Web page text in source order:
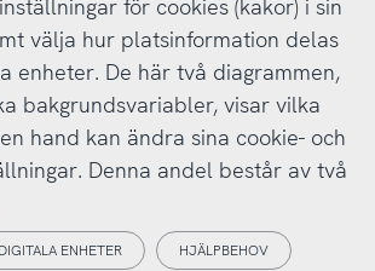
för cookies (kakor) i sin
välja hur platsinformation delas
enheter. De här två diagrammen,
bakgrundsvariabler, visar vilka
hand kan ändra sina cookie- och
Denna andel består av två
DIGITALA ENHETER HJÄLPBEHOV